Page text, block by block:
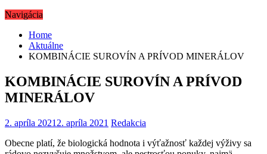
Navigácia
Home
Aktuálne
KOMBINÁCIE SUROVÍN A PRÍVOD MINERÁLOV
KOMBINÁCIE SUROVÍN A PRÍVOD
MINERÁLOV
2. apríla 2021 2. apríla 2021 Redakcia
Obecne platí, že biologická hodnota i výťažnosť každej výživy sa